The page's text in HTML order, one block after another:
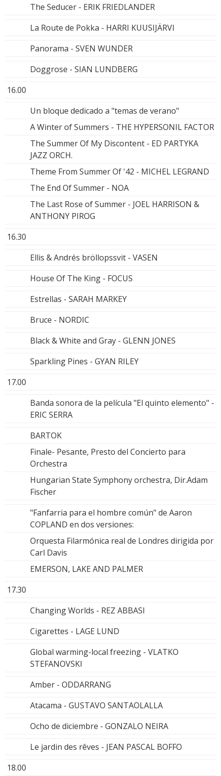
The Seducer - ERIK FRIEDLANDER
La Route de Pokka - HARRI KUUSIJÄRVI
Panorama - SVEN WUNDER
Doggrose - SIAN LUNDBERG
16.00
Un bloque dedicado a "temas de verano"
A Winter of Summers - THE HYPERSONIL FACTOR
The Summer Of My Discontent - ED PARTYKA
JAZZ ORCH.
Theme From Summer Of '42 - MICHEL LEGRAND
The End Of Summer - NOA
The Last Rose of Summer - JOEL HARRISON &
ANTHONY PIROG
16.30
Ellis & Andrés bröllopssvit - VASEN
House Of The King - FOCUS
Estrellas - SARAH MARKEY
Bruce - NORDIC
Black & White and Gray - GLENN JONES
Sparkling Pines - GYAN RILEY
17.00
Banda sonora de la película "El quinto elemento" -
ERIC SERRA
BARTOK
Finale- Pesante, Presto del Concierto para
Orchestra
Hungarian State Symphony orchestra, Dir.Adam
Fischer
"Fanfarria para el hombre común" de Aaron
COPLAND en dos versiones:
Orquesta Filarmónica real de Londres dirigida por
Carl Davis
EMERSON, LAKE AND PALMER
17.30
Changing Worlds - REZ ABBASI
Cigarettes - LAGE LUND
Global warming-local freezing - VLATKO
STEFANOVSKI
Amber - ODDARRANG
Atacama - GUSTAVO SANTAOLALLA
Ocho de diciembre - GONZALO NEIRA
Le jardin des rêves - JEAN PASCAL BOFFO
18.00